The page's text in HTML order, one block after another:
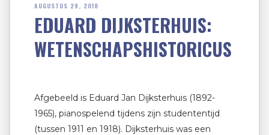
AUGUSTUS 29, 2018
EDUARD DIJKSTERHUIS:
WETENSCHAPSHISTORICUS
Afgebeeld is Eduard Jan Dijksterhuis (1892-
1965), pianospelend tijdens zijn studententijd
(tussen 1911 en 1918). Dijksterhuis was een